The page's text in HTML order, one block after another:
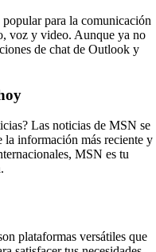
para la comunicación
voz y video. Aunque ya no
de chat de Outlook y
Las noticias de MSN se
la información más reciente y
MSN es tu
plataformas versátiles que